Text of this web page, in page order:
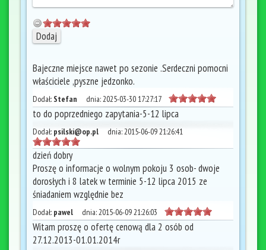
Bajeczne miejsce nawet po sezonie .Serdeczni pomocni
właściciele ,pyszne jedzonko.
Dodał: Stefan dnia:2025-03-30 17:27:17
to do poprzedniego zapytania-5-12 lipca
Dodał: psilski@op.pl dnia:2015-06-09 21:26:41
dzień dobry
Proszę o informacje o wolnym pokoju 3 osob- dwoje
dorosłych i 8 latek w terminie 5-12 lipca 2015 ze
śniadaniem względnie bez
Dodał: pawel dnia:2015-06-09 21:26:03
Witam proszę o ofertę cenową dla 2 osób od
27.12.2013-01.01.2014r